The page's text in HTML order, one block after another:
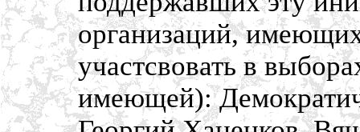
организаций,
участсвовать в
имеющей):